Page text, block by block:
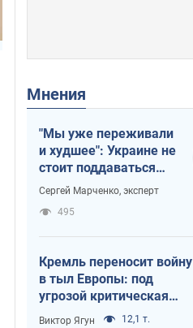
Мнения
"Мы уже переживали
и худшее": Украине не
стоит поддаваться
отчаянию из-за
Сергей Марченко, эксперт
495
Кремль переносит войну
в тыл Европы: под
угрозой критическая
логистика
Виктор Ягун 12,1 т.